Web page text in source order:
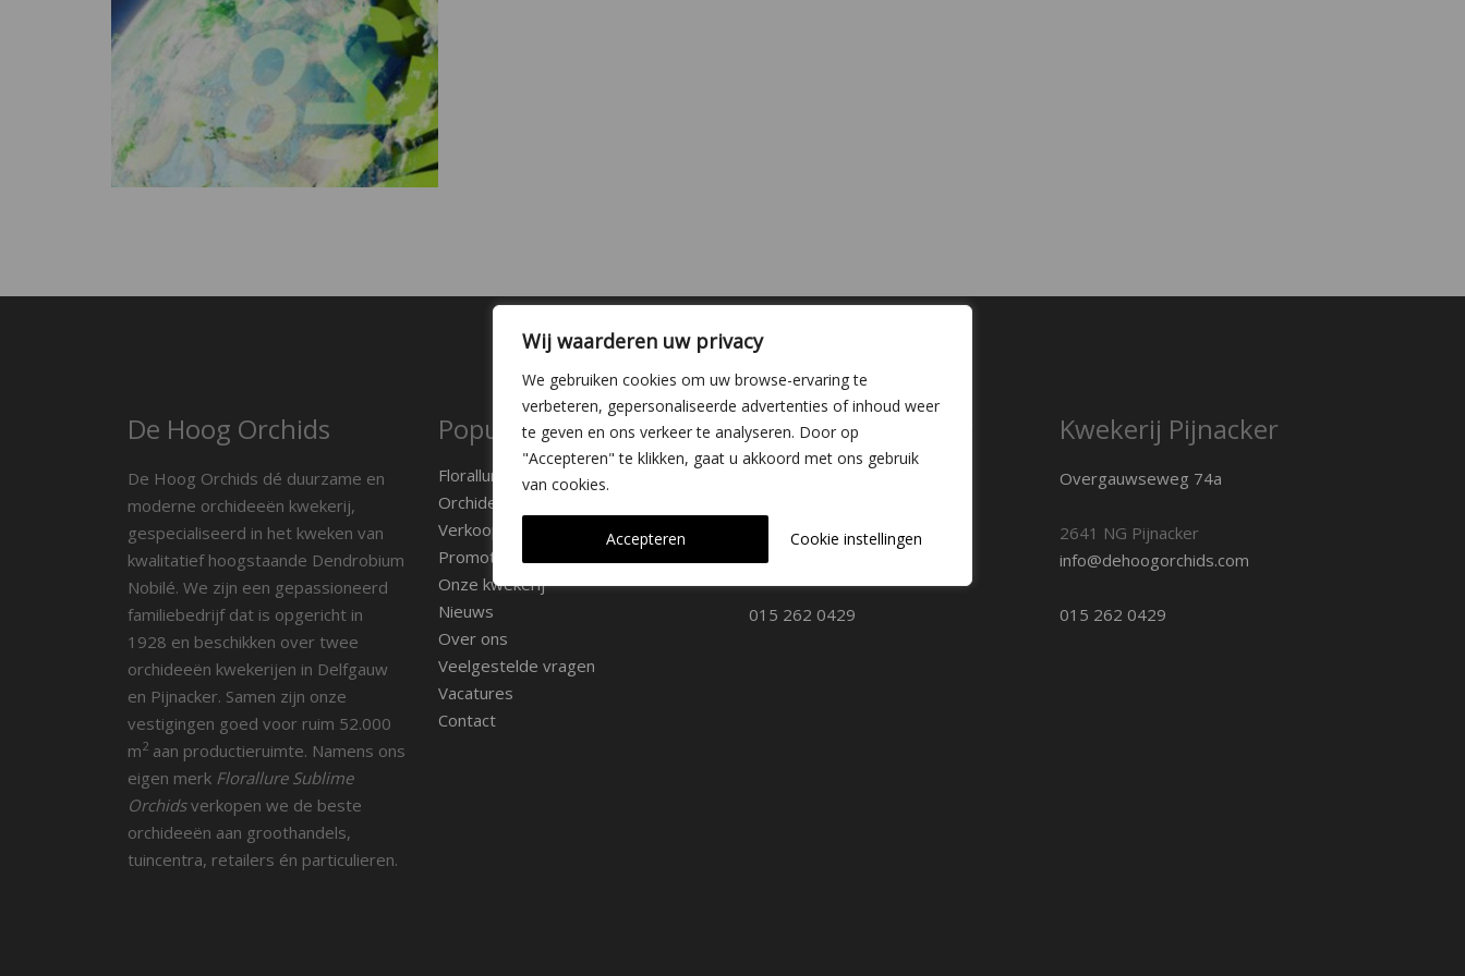
Wij waarderen uw privacy
We gebruiken cookies om uw browse-ervaring te
verbeteren, gepersonaliseerde advertenties of inhoud weer
te geven en ons verkeer te analyseren. Door op
"Accepteren" te klikken, gaat u akkoord met ons gebruik
van cookies.
Cookie instellingen
Accepteren
De Hoog Orchids
De Hoog Orchids dé duurzame en
moderne orchideeën kwekerij,
gespecialiseerd in het kweken van
kwalitatief hoogstaande Dendrobium
Nobilé. We zijn een gepassioneerd
familiebedrijf dat is opgericht in
1928 en beschikken over twee
orchideeën kwekerijen in Delfgauw
en Pijnacker. Samen zijn onze
vestigingen goed voor ruim 52.000
m2 aan productieruimte. Namens ons
eigen merk Florallure Sublime
Orchidsverkopen we de beste
orchideeën aan groothandels,
tuincentra, retailers én particulieren.
Populaire pagina's
Florallure
Orchidee soorten
Verkooppunten
Promotiemateriaal
Onze kwekerij
Nieuws
Over ons
Veelgestelde vragen
Vacatures
Contact
Kwekerij Delfgauw
2645 AW Delfgauw
info@dehoogorchids.com
015 262 0429
Kwekerij Pijnacker
Overgauwseweg 74a
2641 NG Pijnacker
info@dehoogorchids.com
015 262 0429